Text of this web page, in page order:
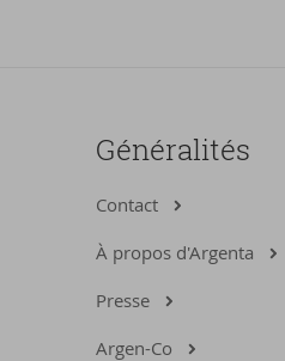
Généralités
Contact
À propos d'Argenta
Presse
Argen-Co